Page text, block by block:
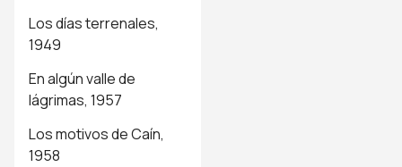
Los días terrenales,
1949
En algún valle de
lágrimas, 1957
Los motivos de Caín,
1958